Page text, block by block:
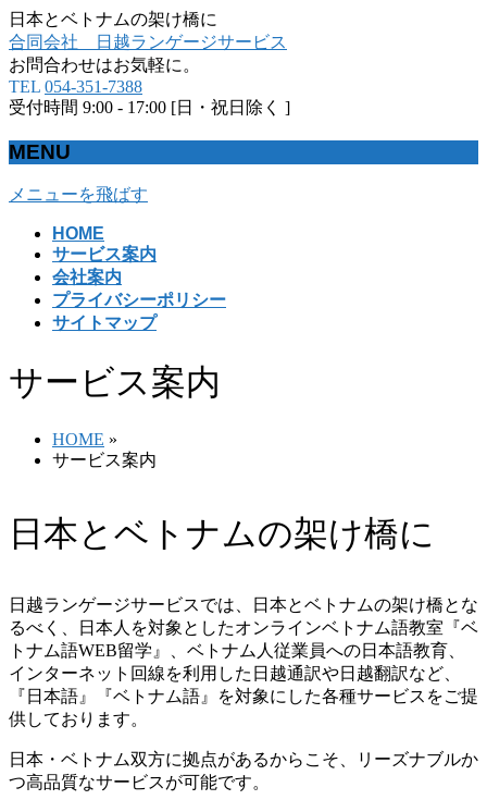
日本とベトナムの架け橋に
合同会社 日越ランゲージサービス
お問合わせはお気軽に。
TEL 054-351-7388
受付時間 9:00 - 17:00 [日・祝日除く ]
MENU
メニューを飛ばす
HOME
サービス案内
会社案内
プライバシーポリシー
サイトマップ
サービス案内
HOME »
サービス案内
日本とベトナムの架け橋に
日越ランゲージサービスでは、日本とベトナムの架け橋とな
るべく、日本人を対象としたオンラインベトナム語教室『ベ
トナム語WEB留学』、ベトナム人従業員への日本語教育、
インターネット回線を利用した日越通訳や日越翻訳など、
『日本語』『ベトナム語』を対象にした各種サービスをご提
供しております。
日本・ベトナム双方に拠点があるからこそ、リーズナブルか
つ高品質なサービスが可能です。